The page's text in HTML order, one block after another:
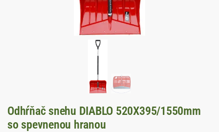
Odhŕňač snehu DIABLO 520X395/1550mm
so spevnenou hranou